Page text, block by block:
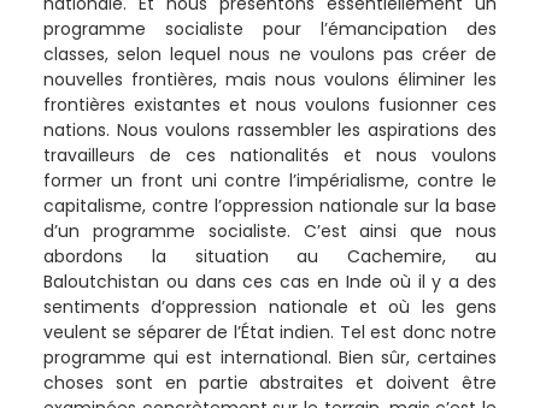
programme socialiste pour l’émancipation des
classes, selon lequel nous ne voulons pas créer de
nouvelles frontières, mais nous voulons éliminer les
frontières existantes et nous voulons fusionner ces
nations. Nous voulons rassembler les aspirations des
travailleurs de ces nationalités et nous voulons
former un front uni contre l’impérialisme, contre le
capitalisme, contre l’oppression nationale sur la base
d’un programme socialiste. C’est ainsi que nous
abordons la situation au Cachemire, au
Baloutchistan ou dans ces cas en Inde où il y a des
sentiments d’oppression nationale et où les gens
veulent se séparer de l’État indien. Tel est donc notre
programme qui est international. Bien sûr, certaines
choses sont en partie abstraites et doivent être